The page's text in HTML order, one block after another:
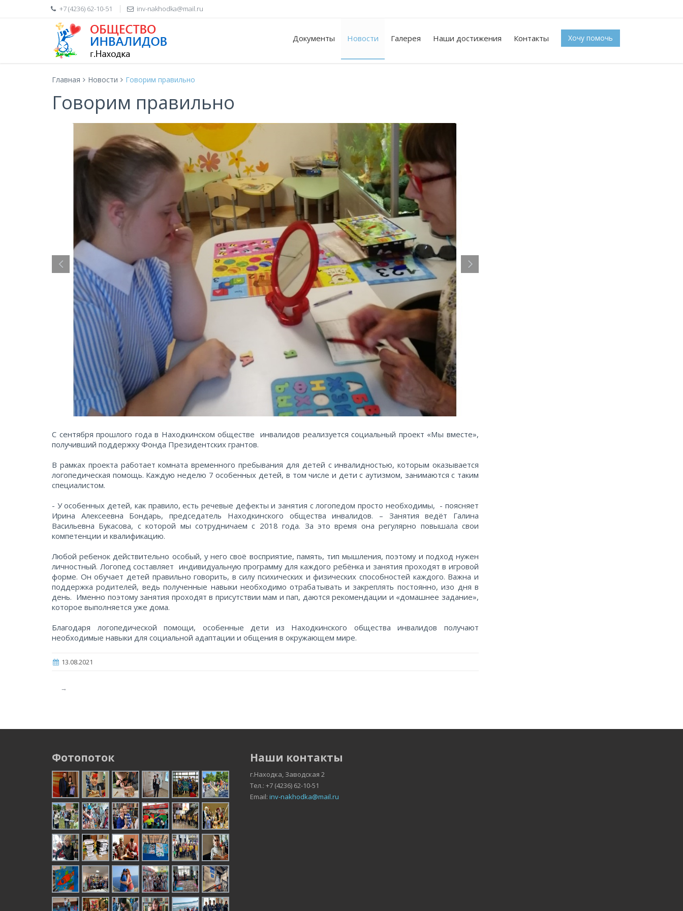
+7 (4236) 62-10-51 inv-nakhodka@mail.ru
Документы Новости Галерея Наши достижения Контакты Хочу помочь
Главная Новости Говорим правильно
Говорим правильно
С сентября прошлого года в Находкинском обществе инвалидов реализуется социальный проект «Мы вместе»,
получивший поддержку Фонда Президентских грантов.
В рамках проекта работает комната временного пребывания для детей с инвалидностью, которым оказывается
логопедическая помощь. Каждую неделю 7 особенных детей, в том числе и дети с аутизмом, занимаются с таким
специалистом.
- У особенных детей, как правило, есть речевые дефекты и занятия с логопедом просто необходимы, - поясняет
Ирина Алексеевна Бондарь, председатель Находкинского общества инвалидов. – Занятия ведёт Галина
Васильевна Букасова, с которой мы сотрудничаем с 2018 года. За это время она регулярно повышала свои
компетенции и квалификацию.
Любой ребенок действительно особый, у него своё восприятие, память, тип мышления, поэтому и подход нужен
личностный. Логопед составляет индивидуальную программу для каждого ребёнка и занятия проходят в игровой
форме. Он обучает детей правильно говорить, в силу психических и физических способностей каждого. Важна и
поддержка родителей, ведь полученные навыки необходимо отрабатывать и закреплять постоянно, изо дня в
день. Именно поэтому занятия проходят в присутствии мам и пап, даются рекомендации и «домашнее задание»,
которое выполняется уже дома.
Благодаря логопедической помощи, особенные дети из Находкинского общества инвалидов получают
необходимые навыки для социальной адаптации и общения в окружающем мире.
13.08.2021
→
Фотопоток Наши контакты
г.Находка, Заводская 2
Тел.: +7 (4236) 62-10-51
Email: inv-nakhodka@mail.ru
100 200 500
10000